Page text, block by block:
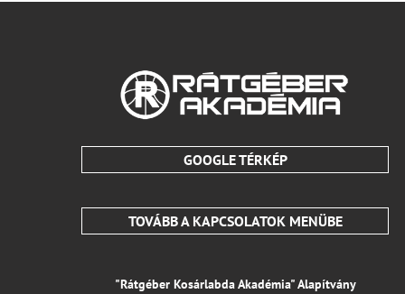
GOOGLE TÉRKÉP
TOVÁBB A KAPCSOLATOK MENÜBE
"Rátgéber Kosárlabda Akadémia" Alapítvány